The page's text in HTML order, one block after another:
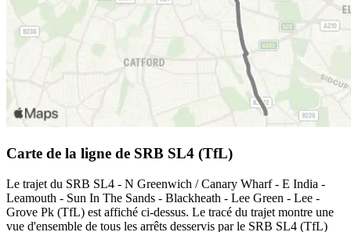
Carte de la ligne de SRB SL4 (TfL)
Le trajet du SRB SL4 - N Greenwich / Canary Wharf - E India -
Leamouth - Sun In The Sands - Blackheath - Lee Green - Lee -
Grove Pk (TfL) est affiché ci-dessus. Le tracé du trajet montre une
vue d'ensemble de tous les arrêts desservis par le SRB SL4 (TfL)